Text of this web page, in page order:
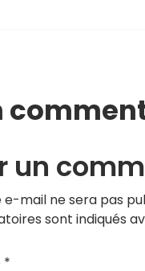
un
mail ne sera pas
sont indiqués
*